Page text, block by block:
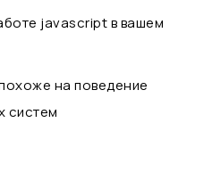
javascript в вашем
на поведение
систем